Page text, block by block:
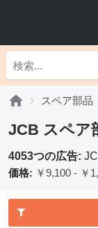
スペア部品
JCB スペア
4053つの広告:
価格: ￥9,100 - ￥